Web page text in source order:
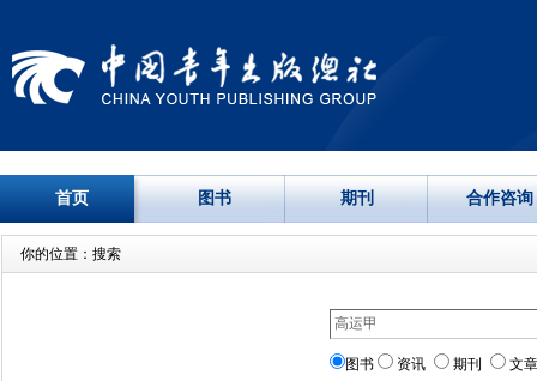
首页 图书 期刊 合作咨询
你的位置：搜索
图书 资讯 期刊 文章